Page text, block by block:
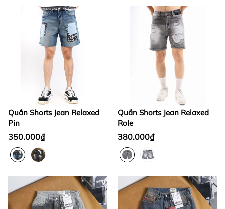
Quần Shorts Jean Relaxed
Pin
350.000₫
Quần Shorts Jean Relaxed
Role
380.000₫